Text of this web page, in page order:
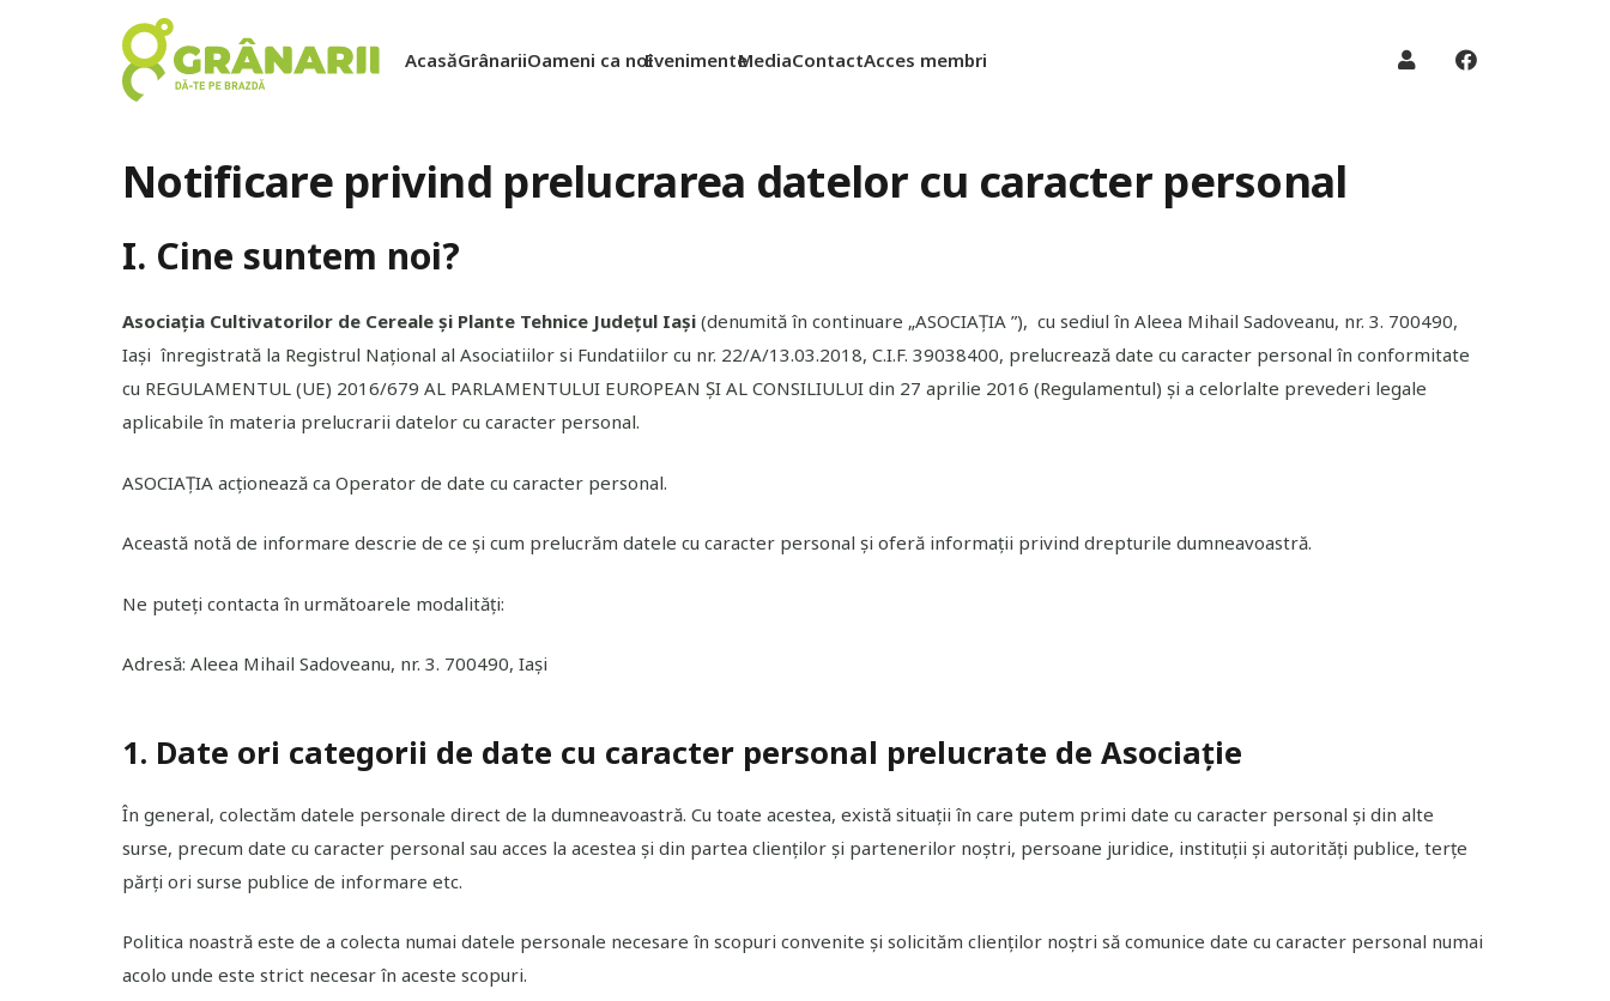
AcasăGrânariiOameni ca noiEvenimenteMediaContactAcces membri
Notificare privind prelucrarea datelor cu caracter personal
I. Cine suntem noi?
Asociația Cultivatorilor de Cereale și Plante Tehnice Județul Iași (denumită în continuare „ASOCIAȚIA ”), cu sediul în Aleea Mihail Sadoveanu, nr. 3. 700490,
Iași înregistrată la Registrul Național al Asociatiilor si Fundatiilor cu nr. 22/A/13.03.2018, C.I.F. 39038400, prelucrează date cu caracter personal în conformitate
cu REGULAMENTUL (UE) 2016/679 AL PARLAMENTULUI EUROPEAN ȘI AL CONSILIULUI din 27 aprilie 2016 (Regulamentul) și a celorlalte prevederi legale
aplicabile în materia prelucrarii datelor cu caracter personal.
ASOCIAȚIA acționează ca Operator de date cu caracter personal.
Această notă de informare descrie de ce și cum prelucrăm datele cu caracter personal și oferă informații privind drepturile dumneavoastră.
Ne puteți contacta în următoarele modalități:
Adresă: Aleea Mihail Sadoveanu, nr. 3. 700490, Iași
1. Date ori categorii de date cu caracter personal prelucrate de Asociație
În general, colectăm datele personale direct de la dumneavoastră. Cu toate acestea, există situații în care putem primi date cu caracter personal și din alte
surse, precum date cu caracter personal sau acces la acestea și din partea clienților și partenerilor noștri, persoane juridice, instituții și autorități publice, terțe
părți ori surse publice de informare etc.
Politica noastră este de a colecta numai datele personale necesare în scopuri convenite și solicităm clienților noștri să comunice date cu caracter personal numai
acolo unde este strict necesar în aceste scopuri.